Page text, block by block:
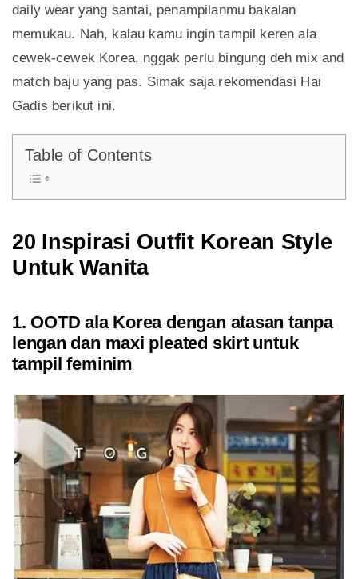
daily wear yang santai, penampilanmu bakalan
memukau. Nah, kalau kamu ingin tampil keren ala
cewek-cewek Korea, nggak perlu bingung deh mix and
match baju yang pas. Simak saja rekomendasi Hai
Gadis berikut ini.
Table of Contents
20 Inspirasi Outfit Korean Style
Untuk Wanita
1. OOTD ala Korea dengan atasan tanpa
lengan dan maxi pleated skirt untuk
tampil feminim